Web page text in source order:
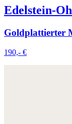
Edelstein-
Goldplattierter
190,- €